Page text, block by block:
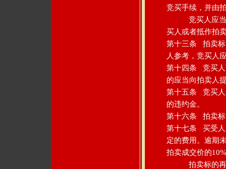
竞买手续，并由
竞买人应当向
买人或者抵作拍
第十三条 拍卖标
人参考，竞买人
第十四条 竞买人
的应当向拍卖人
第十五条 竞买人
的违约金。
第十六条 拍卖标
第十七条 买受人
定的费用。逾期
拍卖成交价的
拍卖标的再行